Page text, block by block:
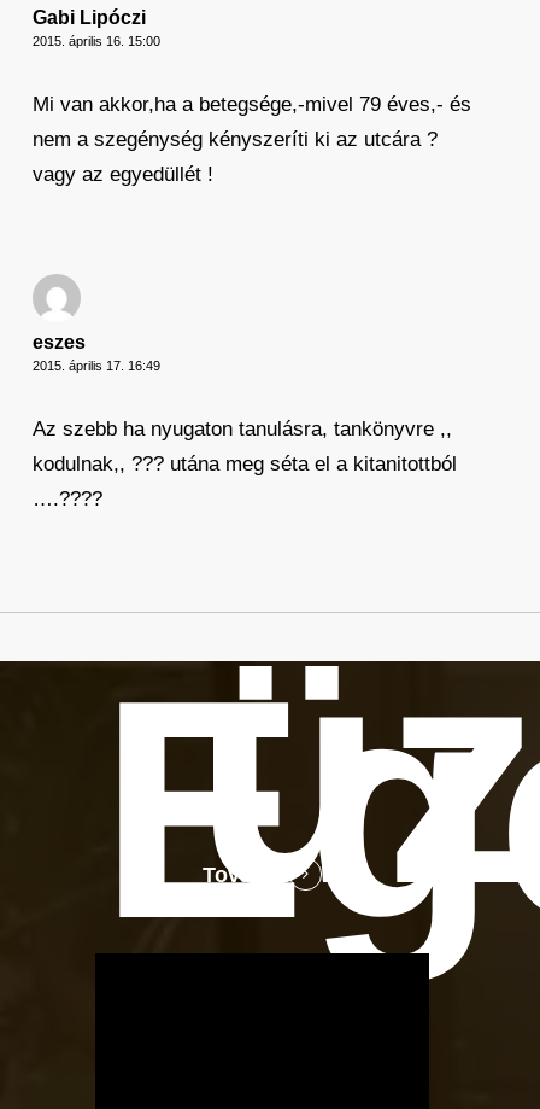
Gabi Lipóczi
2015. április 16. 15:00
Mi van akkor,ha a betegsége,-mivel 79 éves,- és
nem a szegénység kényszeríti ki az utcára ?
vagy az egyedüllét !
eszes
2015. április 17. 16:49
Az szebb ha nyugaton tanulásra, tankönyvre ,,
kodulnak,, ??? utána meg séta el a kitanitottból
….????
Tovább